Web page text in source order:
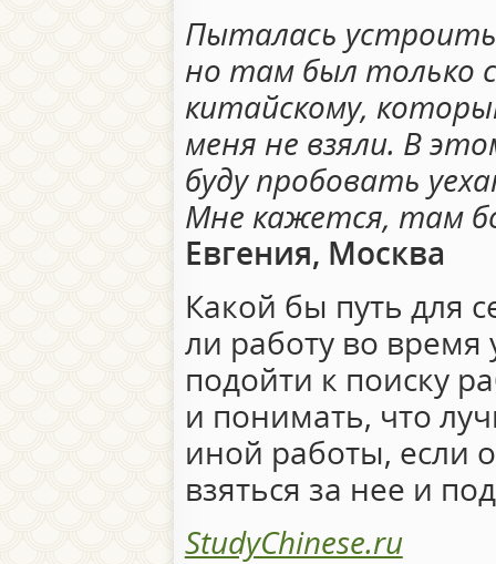
Пыталась
но там был только
китайскому,
меня не взяли. В
буду пробовать
Мне кажется, там
Евгения, Москва
Какой бы путь для
ли работу во
подойти к поиску
и понимать, что
иной работы, если
взяться за нее и
StudyChinese.ru